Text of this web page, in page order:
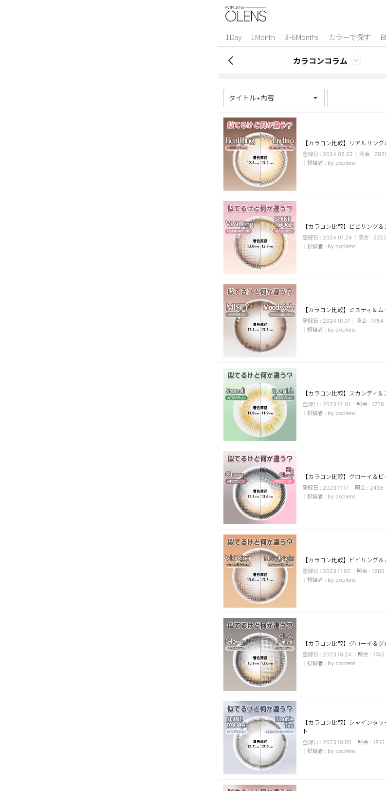
1Day 1Month 3~6Months カラーで探す
2 Weeks
3~6 Months
チョコ
ブラック
ピンク
乱視用
カラコンコラム
タイトル+内容
【カラコン比較】リアルリン
2024.02.02
by poplens
【カラコン比較】ビビリング
2024.01.24
2203
by poplens
【カラコン比較】ミスティ＆ム
2024.01.17
1754
by poplens
【カラコン比較】スカンディ
2023.12.01
1768
by poplens
【カラコン比較】グローイ＆
2023.11.17
2438
by poplens
【カラコン比較】ビビリング
2023.11.02
1260
by poplens
【カラコン比較】グローイ＆
2023.10.24
1745
by poplens
【カラコン比較】シャインタ
ト
2023.10.05
1815
by poplens